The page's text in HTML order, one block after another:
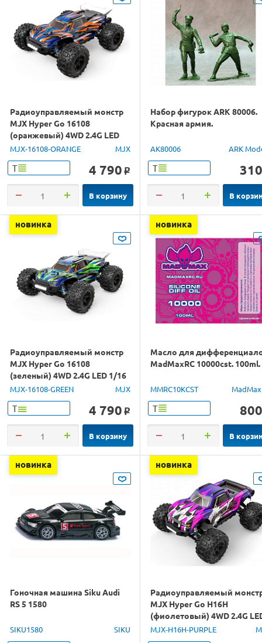
Радиоуправляемый монстр
MJX Hyper Go 16108
(оранжевый) 4WD 2.4G LED
1/16 RTR
MJX-16108-ORANGE MJX
Т 4 790 o
В корзину
Набор фигурок ARK 80006.
Красная армия.
AK80006 ARK
Т 310
В
новинка
Радиоуправляемый монстр
MJX Hyper Go 16108
(зеленый) 4WD 2.4G LED 1/16
RTR
MJX-16108-GREEN MJX
Т 4 790 o
В корзину
новинка
Масло для
MadMaxRC 10000cst. 100ml.
MMRC10KCST
Т 800
В
новинка
Гоночная машина Siku Audi
RS 5 1580
SIKU1580 SIKU
новинка
Радиоуправляемый
MJX Hyper Go H16H
(фиолетовый) 4WD 2.4G
GPS 1/16 RTR
MJX-H16H-PURPLE